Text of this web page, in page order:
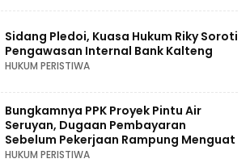
Sidang Pledoi, Kuasa Hukum Riky Soroti
Pengawasan Internal Bank Kalteng
HUKUM PERISTIWA
Bungkamnya PPK Proyek Pintu Air
Seruyan, Dugaan Pembayaran
Sebelum Pekerjaan Rampung Menguat
HUKUM PERISTIWA